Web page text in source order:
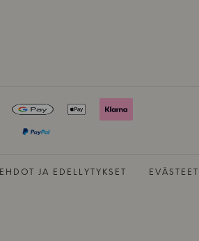
EHDOT JA EDELLYTYKSET